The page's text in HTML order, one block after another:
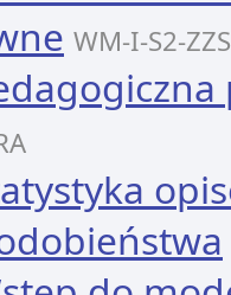
WM-I-S2-ZZS